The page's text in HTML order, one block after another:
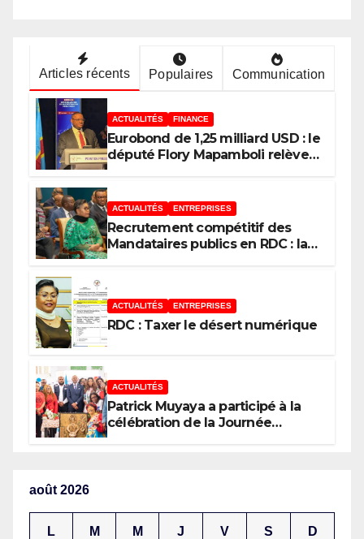
Articles récents Populaires Communication
ACTUALITÉS FINANCE
Eurobond de 1,25 milliard USD : le
député Flory Mapamboli relève 4
ACTUALITÉS ENTREPRISES
Recrutement compétitif des
Mandataires publics en RDC : la
ACTUALITÉS ENTREPRISES
RDC : Taxer le désert numérique
ACTUALITÉS
Patrick Muyaya a participé à la
célébration de la Journée
août 2026
L M M J V S D